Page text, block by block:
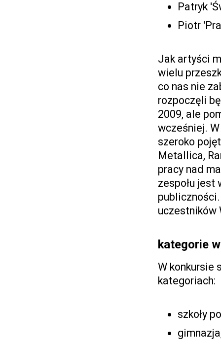
Patryk
Piotr
Jak artyści
wielu
co nas nie
rozpoczęli
2009, ale
wcześniej.
szeroko
Metallica,
pracy nad
zespołu jest
uczestników
kategorie
W konkursie
kategoriach:
szkoły